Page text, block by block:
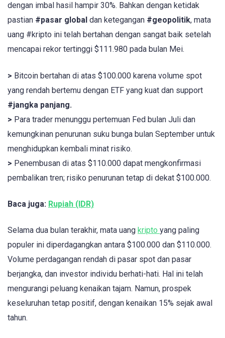
dengan imbal hasil hampir 30%. Bahkan dengan ketidak
pastian #pasar global dan ketegangan #geopolitik, mata
uang #kripto ini telah bertahan dengan sangat baik setelah
mencapai rekor tertinggi $111.980 pada bulan Mei.
> Bitcoin bertahan di atas $100.000 karena volume spot
yang rendah bertemu dengan ETF yang kuat dan support
#jangka panjang.
> Para trader menunggu pertemuan Fed bulan Juli dan
kemungkinan penurunan suku bunga bulan September untuk
menghidupkan kembali minat risiko.
> Penembusan di atas $110.000 dapat mengkonfirmasi
pembalikan tren; risiko penurunan tetap di dekat $100.000.
Baca juga: Rupiah (IDR)
Selama dua bulan terakhir, mata uang kripto yang paling
populer ini diperdagangkan antara $100.000 dan $110.000.
Volume perdagangan rendah di pasar spot dan pasar
berjangka, dan investor individu berhati-hati. Hal ini telah
mengurangi peluang kenaikan tajam. Namun, prospek
keseluruhan tetap positif, dengan kenaikan 15% sejak awal
tahun.